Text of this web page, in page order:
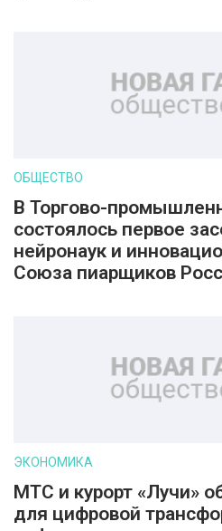
ОБЩЕСТВО
В Торгово-
состоялось первое
нейронаук и
Союза пиарщиков
ЭКОНОМИКА
МТС и курорт «Лучи»
для цифровой